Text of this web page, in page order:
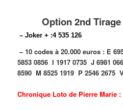
Option 2nd Tirage
– Joker + :4 535 126
– 10 codes à 20.000 euros : E
5853 0856I 1917 0735J 6981
8590M 8525 1919 P 2546 2675
Chronique Loto de Pierre Marie :